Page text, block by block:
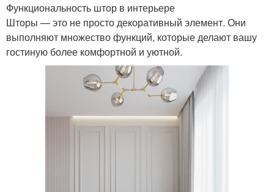
Функциональность штор в интерьере
Шторы — это не просто декоративный элемент. Они
выполняют множество функций, которые делают вашу
гостиную более комфортной и уютной.